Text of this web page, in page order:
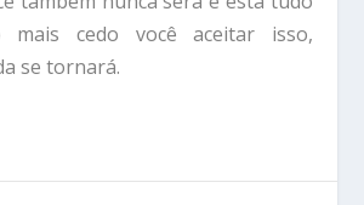
mais cedo você aceitar isso,
se tornará.